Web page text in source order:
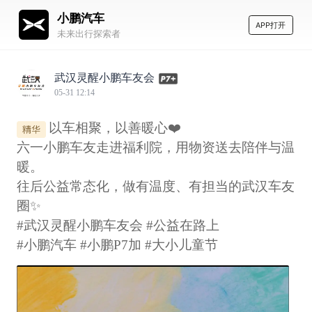
小鹏汽车
未来出行探索者
APP打开
武汉灵醒小鹏车友会
05-31 12:14
以车相聚，以善暖心❤️
六一小鹏车友走进福利院，用物资送去陪伴与温
暖。
往后公益常态化，做有温度、有担当的武汉车友
圈✨
#武汉灵醒小鹏车友会 #公益在路上
#小鹏汽车 #小鹏P7加 #大小儿童节